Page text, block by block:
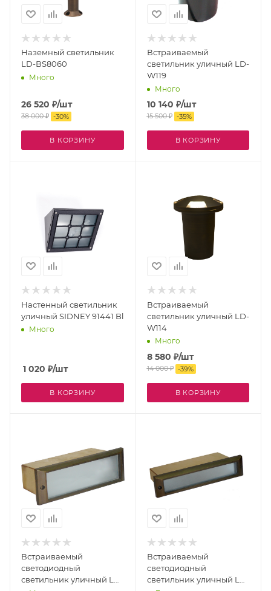
Наземный светильник
LD-ВS8060
Много
26 520 ₽/шт
38 000₽ -30%
В КОРЗИНУ
Встраиваемый
светильник уличный LD-
W119
Много
10 140 ₽/шт
15 500₽ -35%
В КОРЗИНУ
Настенный светильник
уличный SIDNEY 91441 Bl
Много
1 020 ₽/шт
В КОРЗИНУ
Встраиваемый
светильник уличный LD-
W114
Много
8 580 ₽/шт
14 000₽ -39%
В КОРЗИНУ
Встраиваемый
светодиодный
светильник уличный LD-
Встраиваемый
светодиодный
светильник уличный LD-